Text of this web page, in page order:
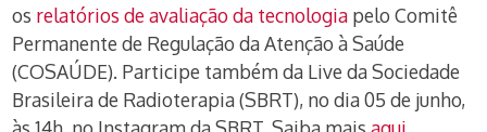
os relatórios de avaliação da tecnologia pelo Comitê
Permanente de Regulação da Atenção à Saúde
(COSAÚDE). Participe também da Live da Sociedade
Brasileira de Radioterapia (SBRT), no dia 05 de junho,